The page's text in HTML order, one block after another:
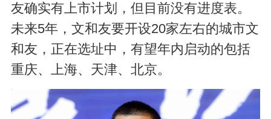
友确实有上市计划，但目前没有进度表。
未来5年，文和友要开设20家左右的城市文
和友，正在选址中，有望年内启动的包括
重庆、上海、天津、北京。